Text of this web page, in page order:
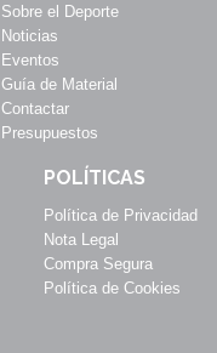
Sobre el Deporte
Noticias
Eventos
Guía de Material
Contactar
Presupuestos
POLÍTICAS
Política de Privacidad
Nota Legal
Compra Segura
Política de Cookies